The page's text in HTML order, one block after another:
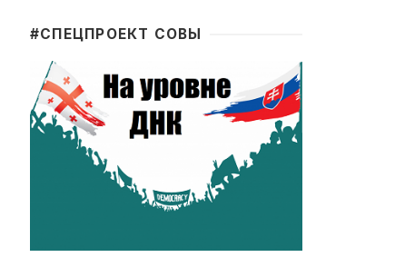
#CПЕЦПРОЕКТ СОВЫ